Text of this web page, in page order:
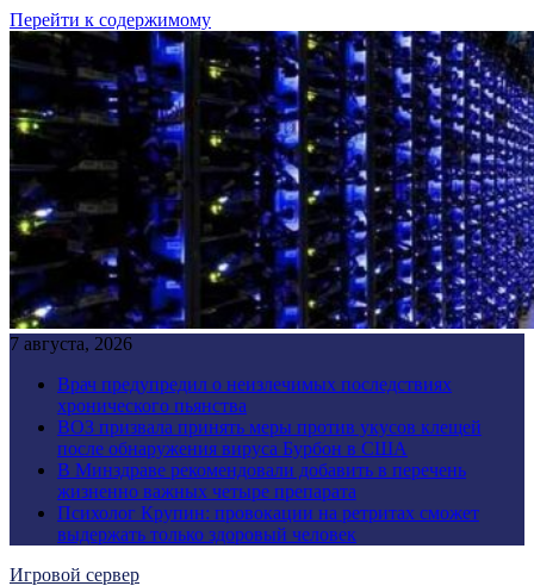
Перейти к содержимому
7 августа, 2026
Врач предупредил о неизлечимых последствиях
хронического пьянства
ВОЗ призвала принять меры против укусов клещей
после обнаружения вируса Бурбон в США
В Минздраве рекомендовали добавить в перечень
жизненно важных четыре препарата
Психолог Крупин: провокации на ретритах сможет
выдержать только здоровый человек
Игровой сервер